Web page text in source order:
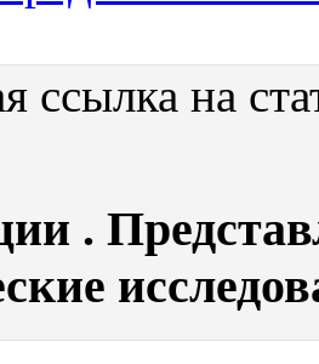
ссылка на
.